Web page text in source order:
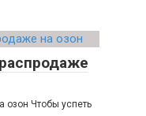
озон Чтобы успеть